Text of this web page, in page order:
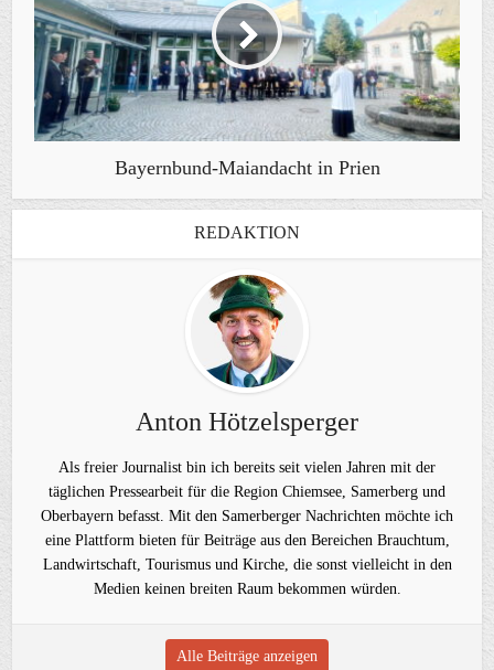
Bayernbund-Maiandacht in Prien
REDAKTION
Anton Hötzelsperger
Als freier Journalist bin ich bereits seit vielen Jahren mit der
täglichen Pressearbeit für die Region Chiemsee, Samerberg und
Oberbayern befasst. Mit den Samerberger Nachrichten möchte ich
eine Plattform bieten für Beiträge aus den Bereichen Brauchtum,
Landwirtschaft, Tourismus und Kirche, die sonst vielleicht in den
Medien keinen breiten Raum bekommen würden.
Alle Beiträge anzeigen